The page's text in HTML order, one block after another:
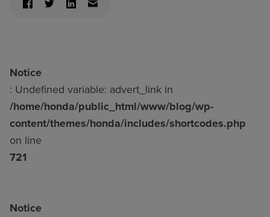
Notice
: Undefined variable: advert_link in
/home/honda/public_html/www/blog/wp-
content/themes/honda/includes/shortcodes.php
on line
721
Notice